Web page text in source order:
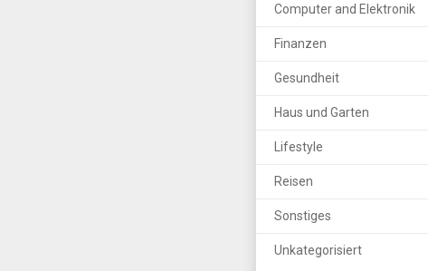
Computer and Elektronik
Finanzen
Gesundheit
Haus und Garten
Lifestyle
Reisen
Sonstiges
Unkategorisiert